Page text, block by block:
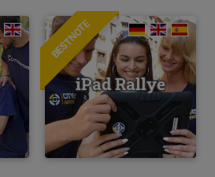
BESTNOTE
iPad Rallye